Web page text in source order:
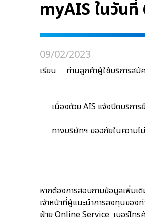
myAIS ในวันที่
09/02/2023
เรียน ท่านลูกค้าผู้ใช้บริการสมั
เนื่องด้วย AIS แจ้งปิดบริกา
ทางบริษัทฯ ขออภัยในความไ
หากต้องการสอบถามข้อมูลเพิ่มเ
เจ้าหน้าที่ผู้แนะนำการลงทุนของ
ฝ่าย Online Service เบอร์โท